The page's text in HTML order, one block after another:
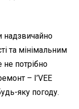
надзвичайно
та мінімальним
потрібно
– I’VEE
яку погоду.